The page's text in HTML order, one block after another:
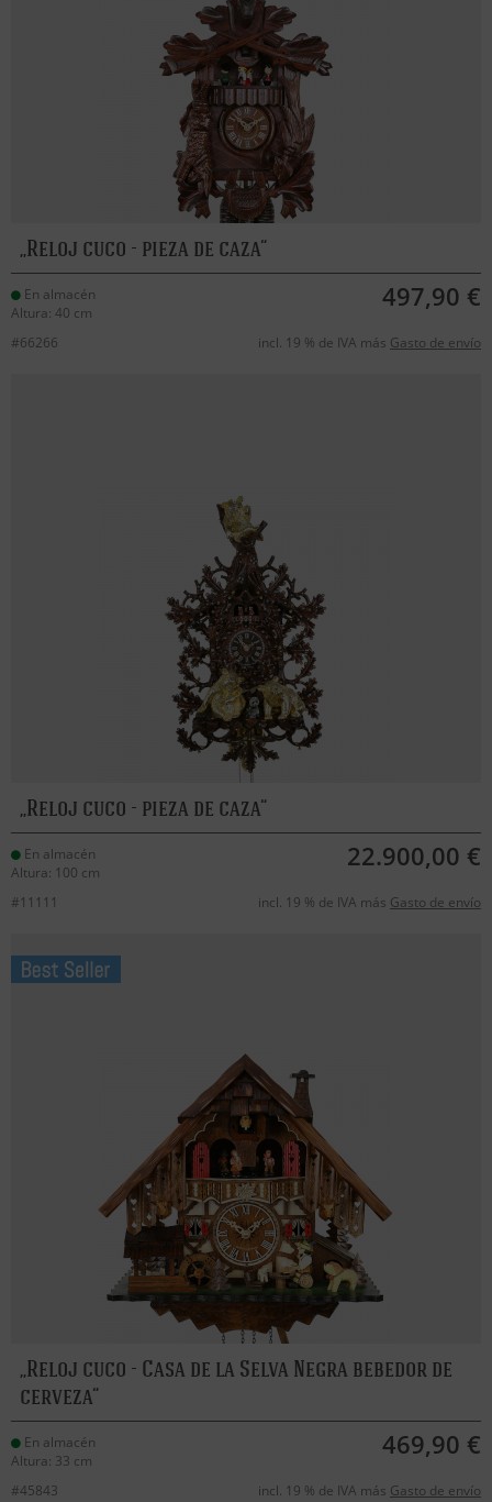
Reloj cuco - pieza de caza
En almacén
Altura: 40 cm
497,90 €
#66266 incl. 19 % de IVA más Gasto de envío
Reloj cuco - pieza de caza
En almacén
Altura: 100 cm
22.900,00 €
#11111 incl. 19 % de IVA más Gasto de envío
Reloj cuco - Casa de la Selva Negra bebedor de
cerveza
En almacén
Altura: 33 cm
469,90 €
#45843 incl. 19 % de IVA más Gasto de envío